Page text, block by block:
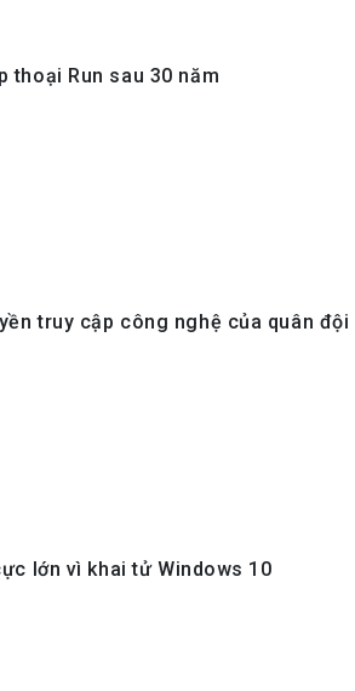
thoại Run sau 30 năm
truy cập công nghệ của quân đội
lớn vì khai tử Windows 10